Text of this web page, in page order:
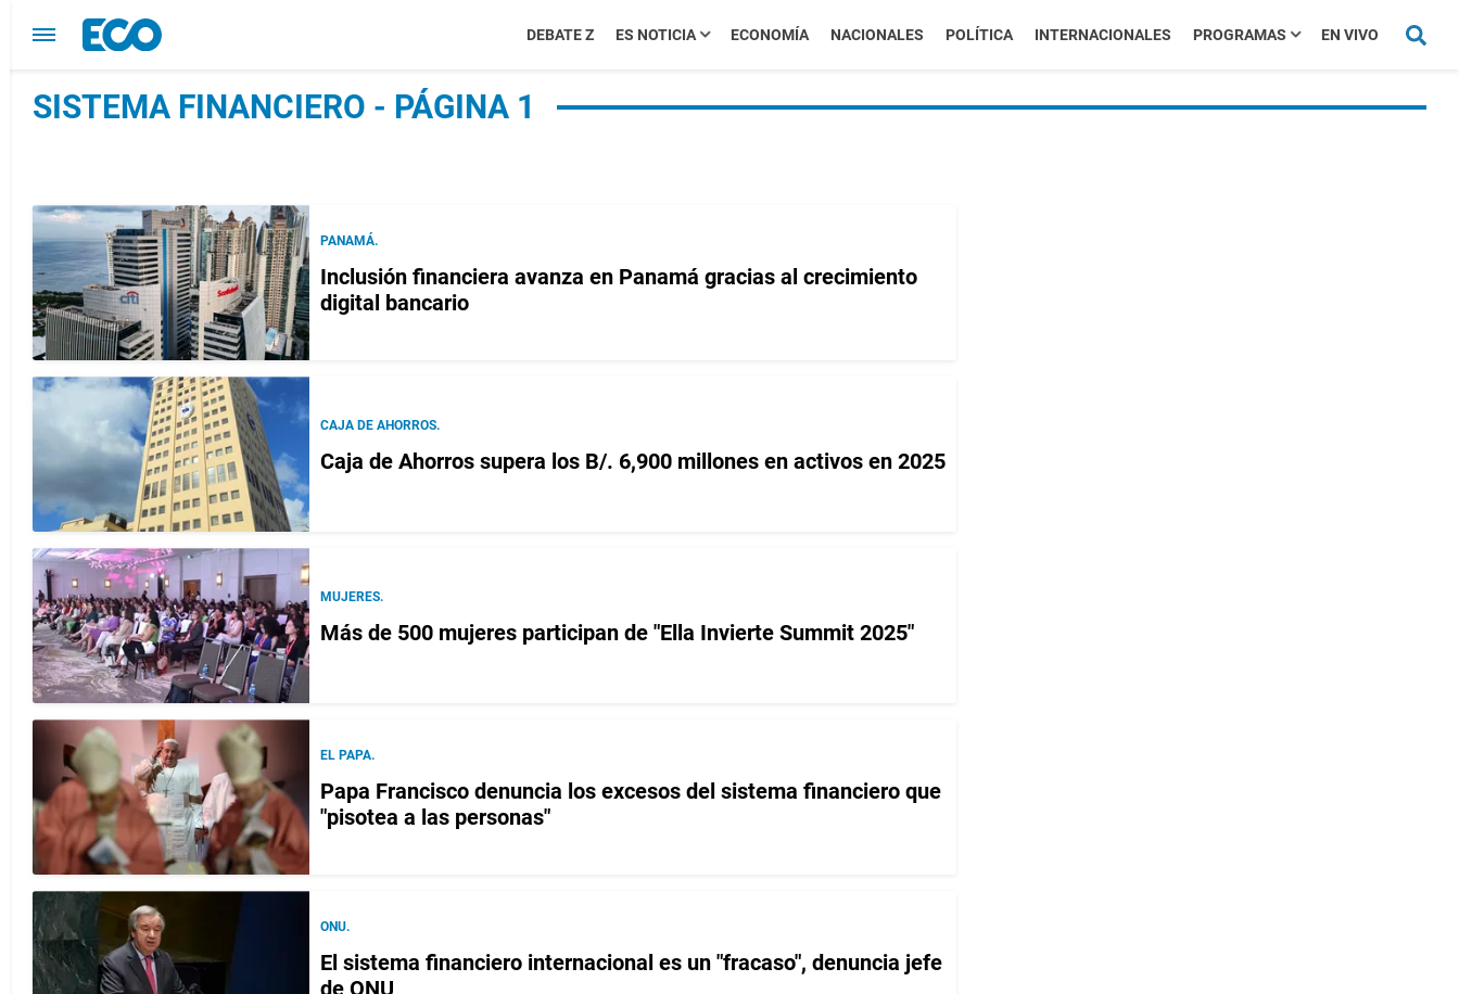
DEBATE Z ES NOTICIA ECONOMÍA NACIONALES POLÍTICA INTERNACIONALES PROGRAMAS EN VIVO
SISTEMA FINANCIERO - PÁGINA 1
PANAMÁ.
Inclusión financiera avanza en Panamá gracias al crecimiento
digital bancario
CAJA DE AHORROS.
Caja de Ahorros supera los B/. 6,900 millones en activos en 2025
MUJERES.
Más de 500 mujeres participan de "Ella Invierte Summit 2025"
EL PAPA.
Papa Francisco denuncia los excesos del sistema financiero que
"pisotea a las personas"
ONU.
El sistema financiero internacional es un "fracaso", denuncia jefe
de ONU